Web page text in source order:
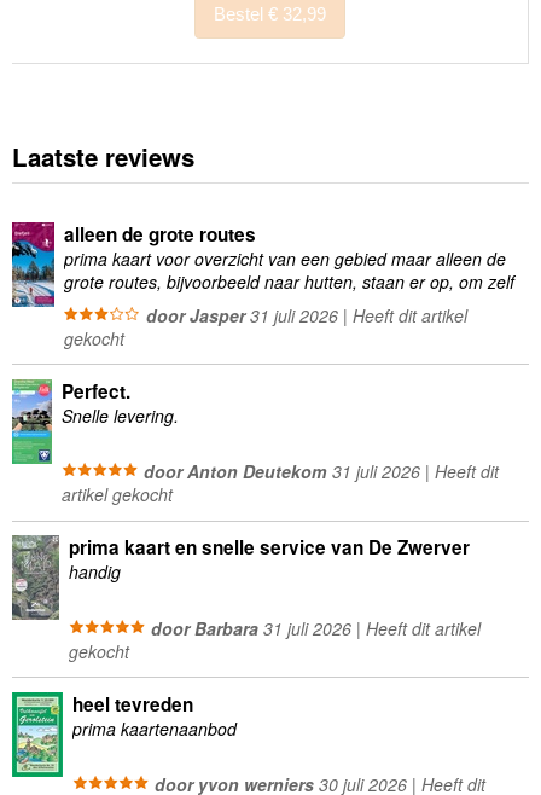
Bestel € 32,99
Laatste reviews
alleen de grote routes
prima kaart voor overzicht van een gebied maar alleen de
grote routes, bijvoorbeeld naar hutten, staan er op, om zelf
wandelingen te plannen minder geschikt
door Jasper31 juli 2026 | Heeft dit artikel
gekocht
Perfect.
Snelle levering.
door Anton Deutekom31 juli 2026 | Heeft dit
artikel gekocht
prima kaart en snelle service van De Zwerver
handig
door Barbara31 juli 2026 | Heeft dit artikel
gekocht
heel tevreden
prima kaartenaanbod
door yvon werniers30 juli 2026 | Heeft dit